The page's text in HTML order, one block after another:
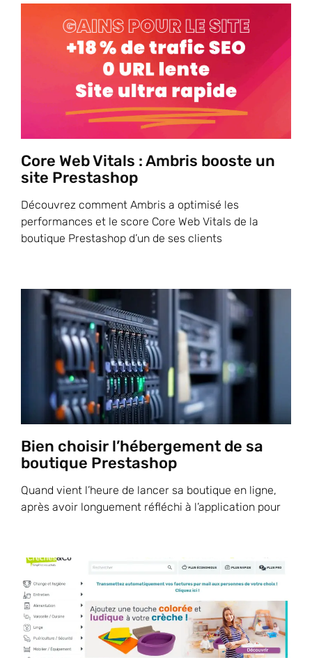
Core Web Vitals : Ambris booste un
site Prestashop
Découvrez comment Ambris a optimisé les
performances et le score Core Web Vitals de la
boutique Prestashop d’un de ses clients
Bien choisir l’hébergement de sa
boutique Prestashop
Quand vient l’heure de lancer sa boutique en ligne,
après avoir longuement réfléchi à l’application pour